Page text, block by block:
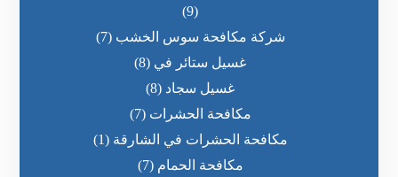
(9)
شركة مكافحة سوس الخشب (7)
غسيل ستائر في (8)
غسيل سجاد (8)
مكافحة الحشرات (7)
مكافحة الحشرات في الشارقة (1)
مكافحة الحمام (7)